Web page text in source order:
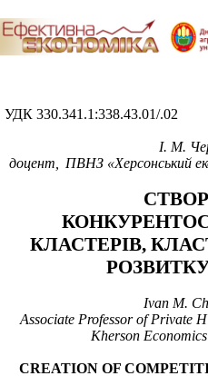
УДК 330.341.1:338.43.01/.02
І. М.
доцент,
ПВНЗ «Херсонський
КЛАСТЕРІВ,
Ivan M.
Associate Professor of Private
Kherson
CREATION OF